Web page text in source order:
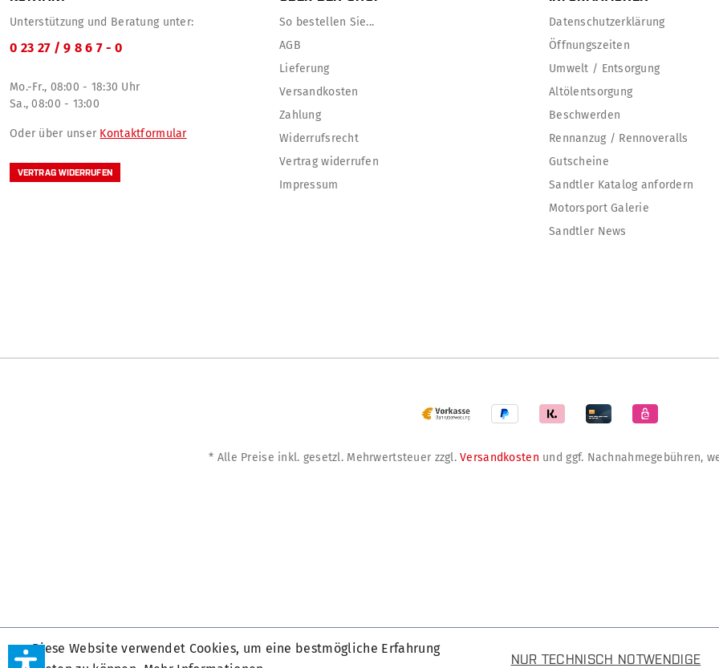
Unterstützung und Beratung unter:
0 23 27 / 9 8 6 7 - 0
Mo.-Fr., 08:00 - 18:30 Uhr
Sa., 08:00 - 13:00
Oder über unser Kontaktformular
VERTRAG WIDERRUFEN
So bestellen Sie...
AGB
Lieferung
Versandkosten
Zahlung
Widerrufsrecht
Vertrag widerrufen
Impressum
Datenschutzerklärung
Öffnungszeiten
Umwelt / Entsorgung
Altölentsorgung
Beschwerden
Rennanzug / Rennoveralls
Gutscheine
Sandtler Katalog anfordern
Motorsport Galerie
Sandtler News
* Alle Preise inkl. gesetzl. Mehrwertsteuer zzgl.Versandkosten und ggf. Nachnahmegebühren,
Diese Website verwendet Cookies, um eine bestmögliche Erfahrung
NUR TECHNISCH NOTWENDIGE